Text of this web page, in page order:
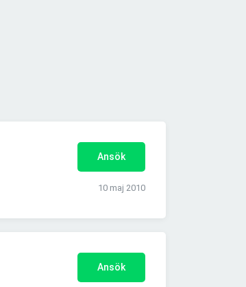
Ansök
10 maj 2010
Ansök